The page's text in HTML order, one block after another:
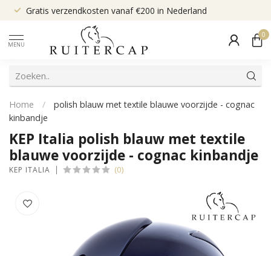
Gratis verzendkosten vanaf €200 in Nederland
MENU
0
Home /
polish blauw met textile blauwe voorzijde - cognac
kinbandje
KEP Italia polish blauw met textile
blauwe voorzijde - cognac kinbandje
KEP ITALIA (0)